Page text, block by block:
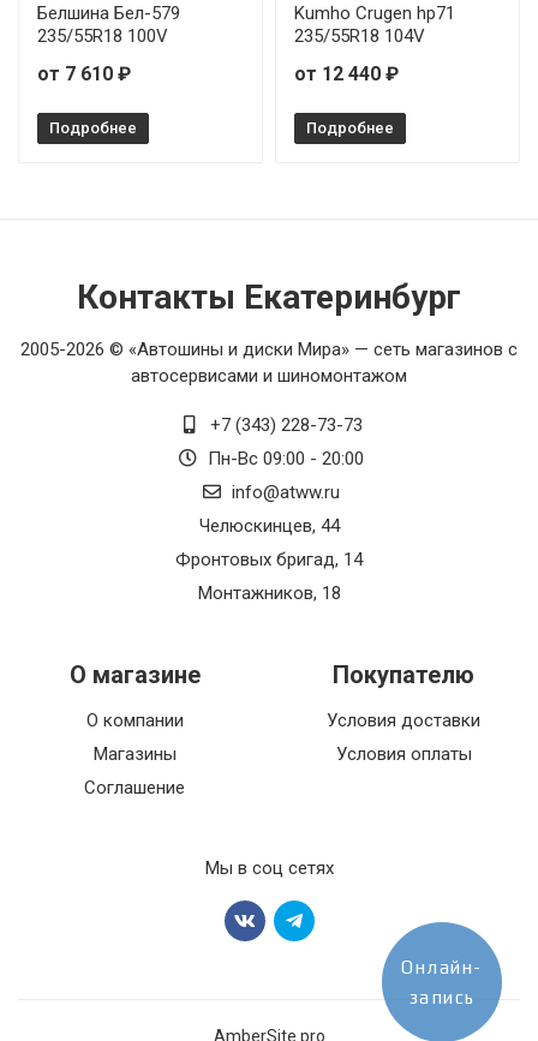
Белшина Бел-579
235/55R18 100V
от 7 610 ₽
Подробнее
Kumho Crugen hp71
235/55R18 104V
от 12 440 ₽
Подробнее
Контакты Екатеринбург
2005-2026 © «Автошины и диски Мира» — сеть магазинов с
автосервисами и шиномонтажом
+7 (343) 228-73-73
Пн-Вс 09:00 - 20:00
info@atww.ru
Челюскинцев, 44
Фронтовых бригад, 14
Монтажников, 18
О магазине
О компании
Магазины
Соглашение
Покупателю
Условия доставки
Условия оплаты
Мы в соц сетях
AmberSite.pro
Онлайн-
запись